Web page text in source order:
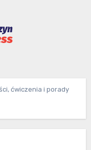
ćwiczenia i porady